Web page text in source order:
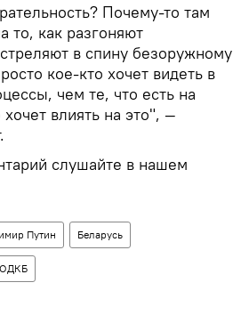
Почему-то там
то, как разгоняют
в спину безоружному
кое-кто хочет видеть в
чем те, что есть на
влиять на это", —
слушайте в нашем
Путин Беларусь
ОДКБ